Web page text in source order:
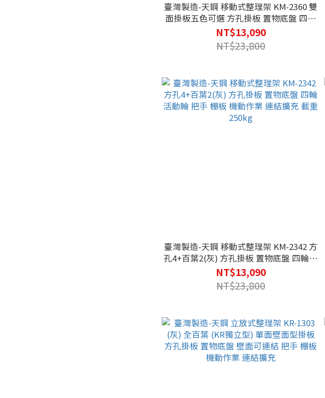
臺灣製造-天鋼 移動式整理架 KM-2360 雙
面掛板五色可選 方孔掛板 置物底盤 四輪
活動輪 把手 棚板 機動作業 連結擴充 載重
250kg
NT$13,090
NT$23,800
臺灣製造-天鋼 移動式整理架 KM-2342 方
孔4+百葉2(灰) 方孔掛板 置物底盤 四輪活
動輪 把手 棚板 機動作業 連結擴充 載重
250kg
NT$13,090
NT$23,800